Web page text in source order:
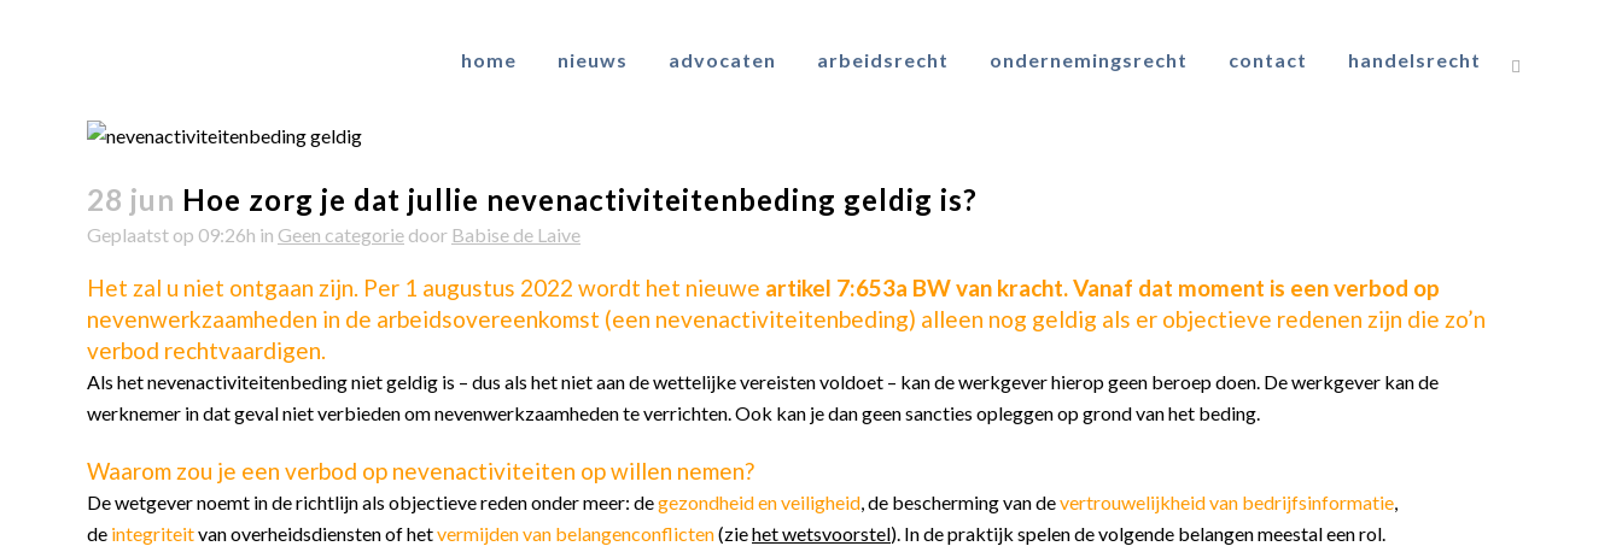
home nieuws advocaten arbeidsrecht ondernemingsrecht contact handelsrecht
28 jun Hoe zorg je dat jullie nevenactiviteitenbeding geldig is?
Geplaatst op 09:26h in Geen categorie door Babise de Laive
Het zal u niet ontgaan zijn. Per 1 augustus 2022 wordt het nieuwe artikel 7:653a BW van kracht. Vanaf dat moment is een verbod op
nevenwerkzaamheden in de arbeidsovereenkomst (een nevenactiviteitenbeding) alleen nog geldig als er objectieve redenen zijn die zo’n
verbod rechtvaardigen.
Als het nevenactiviteitenbeding niet geldig is – dus als het niet aan de wettelijke vereisten voldoet – kan de werkgever hierop geen beroep doen. De werkgever kan de
werknemer in dat geval niet verbieden om nevenwerkzaamheden te verrichten. Ook kan je dan geen sancties opleggen op grond van het beding.
Waarom zou je een verbod op nevenactiviteiten op willen nemen?
De wetgever noemt in de richtlijn als objectieve reden onder meer: degezondheid en veiligheid, de bescherming van devertrouwelijkheid van bedrijfsinformatie,
de integriteitvan overheidsdiensten of hetvermijden van belangenconflicten(ziehet wetsvoorstel). In de praktijk spelen de volgende belangen meestal een rol.